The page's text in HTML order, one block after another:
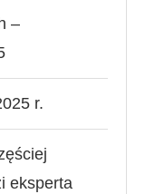
–
r.
eksperta